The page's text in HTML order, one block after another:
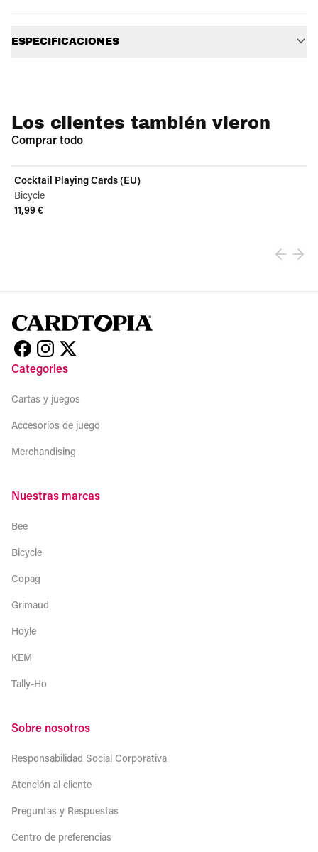
ESPECIFICACIONES
Los clientes también vieron
Comprar todo
Cocktail Playing Cards (EU)
Bicycle
11,99 €
Categories
Cartas y juegos
Accesorios de juego
Merchandising
Nuestras marcas
Bee
Bicycle
Copag
Grimaud
Hoyle
KEM
Tally-Ho
Sobre nosotros
Responsabilidad Social Corporativa
Atención al cliente
Preguntas y Respuestas
Centro de preferencias